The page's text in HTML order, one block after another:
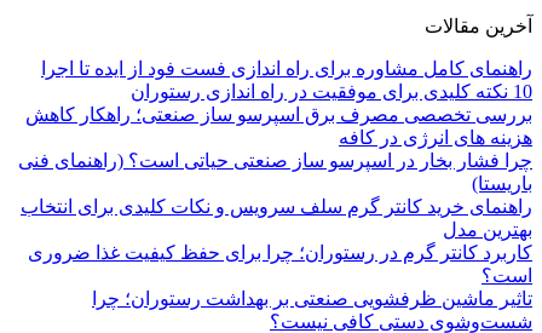
آخرین مقالات
راهنمای کامل مشاوره برای راه اندازی فست فود از ایده تا اجرا
10 نکته کلیدی برای موفقیت در راه اندازی رستوران
بررسی تخصصی مصرف برق اسپرسو ساز صنعتی؛ راهکار کاهش
هزینه های انرژی در کافه
چرا فشار بخار در اسپرسو ساز صنعتی حیاتی است؟ (راهنمای فنی
باریستا)
راهنمای خرید کانتر گرم سلف سرویس و نکات کلیدی برای انتخاب
بهترین مدل
کاربرد کانتر گرم در رستوران؛ چرا برای حفظ کیفیت غذا ضروری
است؟
تاثیر ماشین ظرفشویی صنعتی بر بهداشت رستوران؛ چرا
شست‌وشوی دستی کافی نیست؟